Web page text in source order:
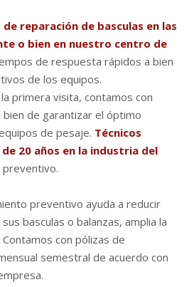
reparación de basculas en las
o bien en nuestro centro de
de respuesta rápidos a bien
de los equipos.
primera visita, contamos con
de garantizar el óptimo
de pesaje. Técnicos
20 años en la industria del
preventivo ayuda a reducir
basculas o balanzas, amplia la
con pólizas de
semestral de acuerdo con